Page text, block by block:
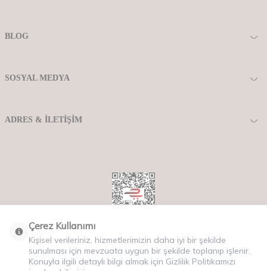
BLOG
SOSYAL MEDYA
ADRES & İLETIŞIM
Copyriht © 2025 Tüm Hakları Saklıdır.
Çerez Kullanımı
Kişisel verileriniz, hizmetlerimizin daha iyi bir şekilde
sunulması için mevzuata uygun bir şekilde toplanıp işlenir.
Konuyla ilgili detaylı bilgi almak için Gizlilik Politikamızı